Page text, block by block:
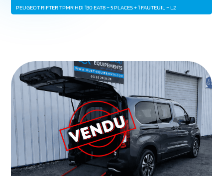
PEUGEOT RIFTER TPMR HDI 130 EAT8 – 5 PLACES + 1 FAUTEUIL – L2